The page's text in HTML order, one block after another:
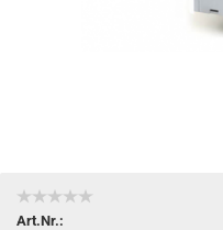
Art.Nr.: